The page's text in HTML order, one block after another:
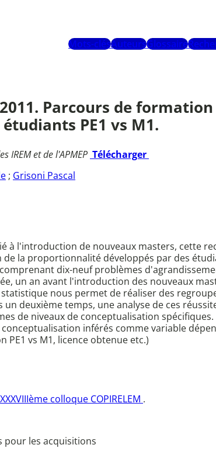
Mots-clésAuteursGlossaire
Parcours de
PE1 vs M1.
IREM et de l'APMEP Télécharger
; Grisoni Pascal
à l'introduction de nouveaux masters, cette
la proportionnalité développés par des
dix-neuf problèmes
un an avant l'introduction des nouveaux
nous permet de réaliser des
deuxième temps, une analyse de ces
de niveaux de conceptualisation
inférés comme variable
vs M1, licence obtenue etc.)
colloque COPIRELEM .
pour les acquisitions